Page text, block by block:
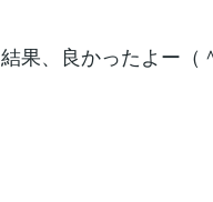
結果、良かったよー（